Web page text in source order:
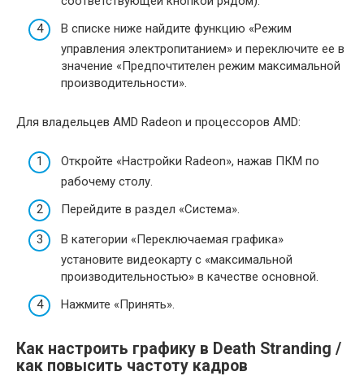
В списке ниже найдите функцию «Режим
управления электропитанием» и переключите ее в
значение «Предпочтителен режим максимальной
производительности».
Для владельцев AMD Radeon и процессоров AMD:
Откройте «Настройки Radeon», нажав ПКМ по
рабочему столу.
Перейдите в раздел «Система».
В категории «Переключаемая графика»
установите видеокарту с «максимальной
производительностью» в качестве основной.
Нажмите «Принять».
Как настроить графику в Death Stranding /
как повысить частоту кадров